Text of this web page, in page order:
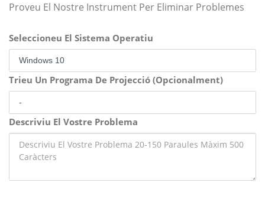
Proveu El Nostre Instrument Per Eliminar Problemes
Seleccioneu El Sistema Operatiu
Trieu Un Programa De Projecció (Opcionalment)
Descriviu El Vostre Problema